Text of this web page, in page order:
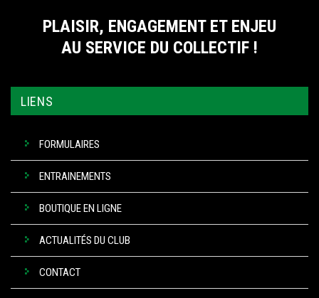
PLAISIR, ENGAGEMENT ET ENJEU
AU SERVICE DU COLLECTIF !
LIENS
FORMULAIRES
ENTRAINEMENTS
BOUTIQUE EN LIGNE
ACTUALITÉS DU CLUB
CONTACT